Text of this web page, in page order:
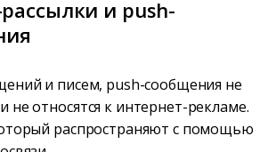
рассылки и push-
и писем, push-сообщения не
не относятся к интернет-рекламе.
распространяют с помощью